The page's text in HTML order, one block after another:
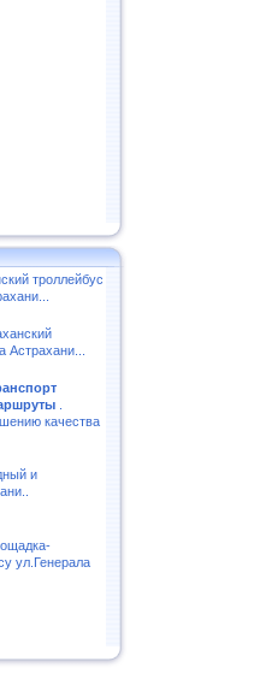
троллейбус
качества
и
ул.Генерала